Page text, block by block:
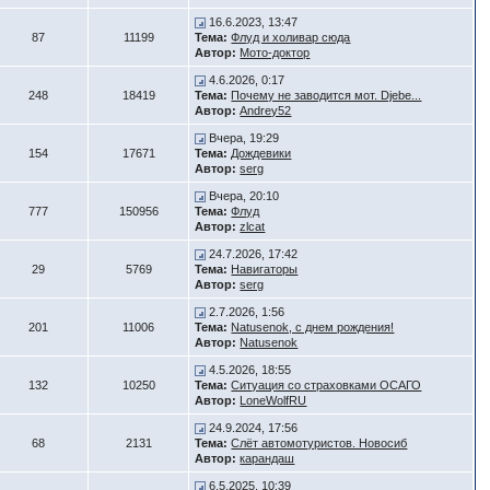
87 11199
16.6.2023, 13:47
Тема: Флуд и холивар сюда
Автор: Мото-доктор
248 18419
4.6.2026, 0:17
Тема: Почему не заводится мот. Djebe...
Автор: Andrey52
154 17671
Вчера, 19:29
Тема: Дождевики
Автор: serg
777 150956
Вчера, 20:10
Тема: Флуд
Автор: zlcat
29 5769
24.7.2026, 17:42
Тема: Навигаторы
Автор: serg
201 11006
2.7.2026, 1:56
Тема: Natusenok, с днем рождения!
Автор: Natusenok
132 10250
4.5.2026, 18:55
Тема: Ситуация со страховками ОСАГО
Автор: LoneWolfRU
68 2131
24.9.2024, 17:56
Тема: Слёт автомотуристов. Новосиб
Автор: карандаш
6.5.2025, 10:39